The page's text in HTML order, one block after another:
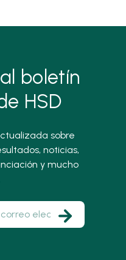
boletín
HSD
sobre
noticias,
y mucho